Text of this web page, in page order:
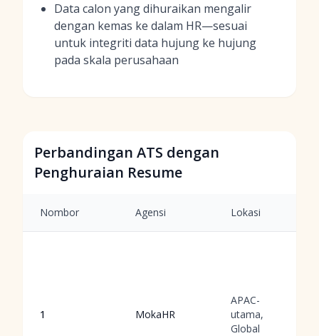
Data calon yang dihuraikan mengalir
dengan kemas ke dalam HR—sesuai
untuk integriti data hujung ke hujung
pada skala perusahaan
Perbandingan ATS dengan
Penghuraian Resume
Nombor Agensi Lokasi
1 MokaHR
APAC-
utama,
Global